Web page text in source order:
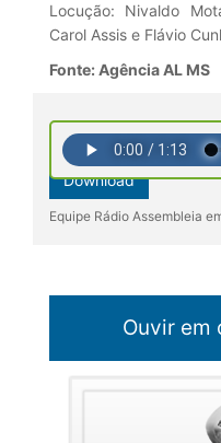
Locução: Nivaldo
Carol Assis e Flávio
Fonte: Agência AL MS
Download
Equipe Rádio Assembleia
Ouvir em